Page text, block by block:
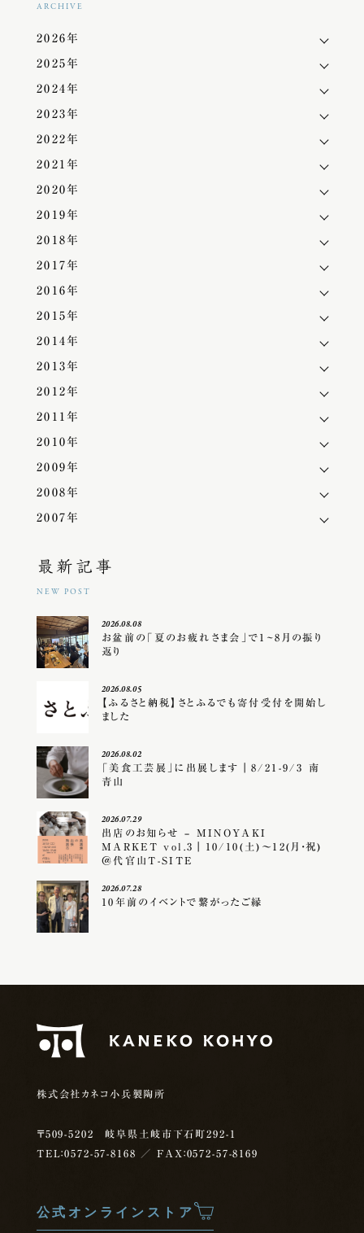
ARCHIVE
2026年
2025年
2024年
2023年
2022年
2021年
2020年
2019年
2018年
2017年
2016年
2015年
2014年
2013年
2012年
2011年
2010年
2009年
2008年
2007年
最新記事
NEW POST
2026.08.08
お盆前の「夏のお疲れさま会」で1~8月の振り
返り
2026.08.05
【ふるさと納税】さとふるでも寄付受付を開始し
ました
2026.08.02
「美食工芸展」に出展します｜8/21-9/3 南
青山
2026.07.29
出店のお知らせ – MINOYAKI
MARKET vol.3｜10/10(土)〜12(月・祝)
＠代官山T-SITE
2026.07.28
10年前のイベントで繋がったご縁
株式会社カネコ小兵製陶所
〒509-5202 岐阜県土岐市下石町292-1
TEL：0572-57-8168
／ FAX：0572-57-8169
公式オンラインストア